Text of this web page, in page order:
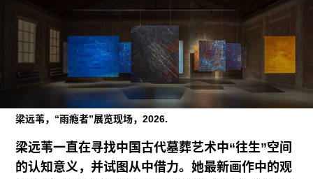
ART & EDUCATION
广告
订阅
往期内容
联系我们
梁远苇，“雨瘾者”展览现场，2026.
梁远苇一直在寻找中国古代墓葬艺术中“往生”空间
的认知意义，并试图从中借力。她最新画作中的观